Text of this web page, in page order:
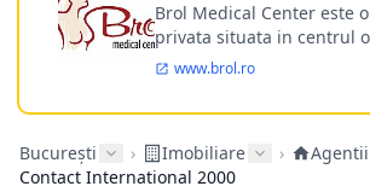
Brol Medical Center este
privata situata in centrul
Timisoara avand o
Incepand din anul 2009
ultramodern.
www.brol.ro
București › Imobiliare ›
Contact International 2000